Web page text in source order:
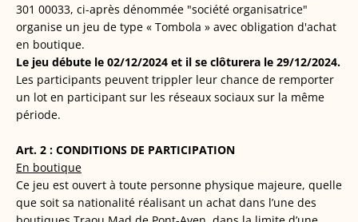
301 00033, ci-après dénommée "société organisatrice"
organise un jeu de type « Tombola » avec obligation d'achat
en boutique.
Le jeu débute le 02/12/2024 et il se clôturera le 29/12/2024.
Les participants peuvent trippler leur chance de remporter
un lot en participant sur les réseaux sociaux sur la même
période.
Art. 2 : CONDITIONS DE PARTICIPATION
En boutique
Ce jeu est ouvert à toute personne physique majeure, quelle
que soit sa nationalité réalisant un achat dans l’une des